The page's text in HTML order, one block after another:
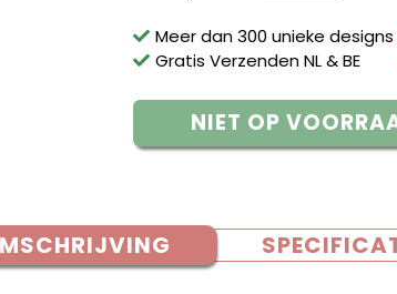
Meer dan 300 unieke designs
Gratis Verzenden NL & BE
NIET OP